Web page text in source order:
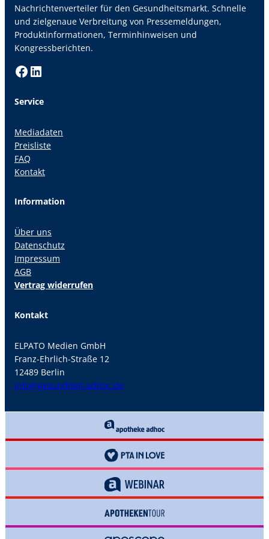
Nachrichtenverteiler für den Gesundheitsmarkt. Schnelle
und zielgenaue Verbreitung von Pressemeldungen,
Produktinformationen, Terminhinweisen und
Kongressberichten.
Facebook LinkedIn
Service
Mediadaten
Preisliste
FAQ
Kontakt
Information
Über uns
Datenschutz
Impressum
AGB
Vertrag widerrufen
Kontakt
ELPATO Medien GmbH
Franz-Ehrlich-Straße 12
12489 Berlin
info@gesundheit-adhoc.de